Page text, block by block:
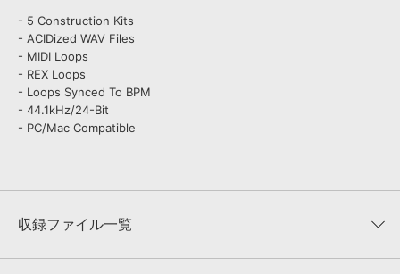
- 5 Construction Kits
- ACIDized WAV Files
- MIDI Loops
- REX Loops
- Loops Synced To BPM
- 44.1kHz/24-Bit
- PC/Mac Compatible
収録ファイル一覧